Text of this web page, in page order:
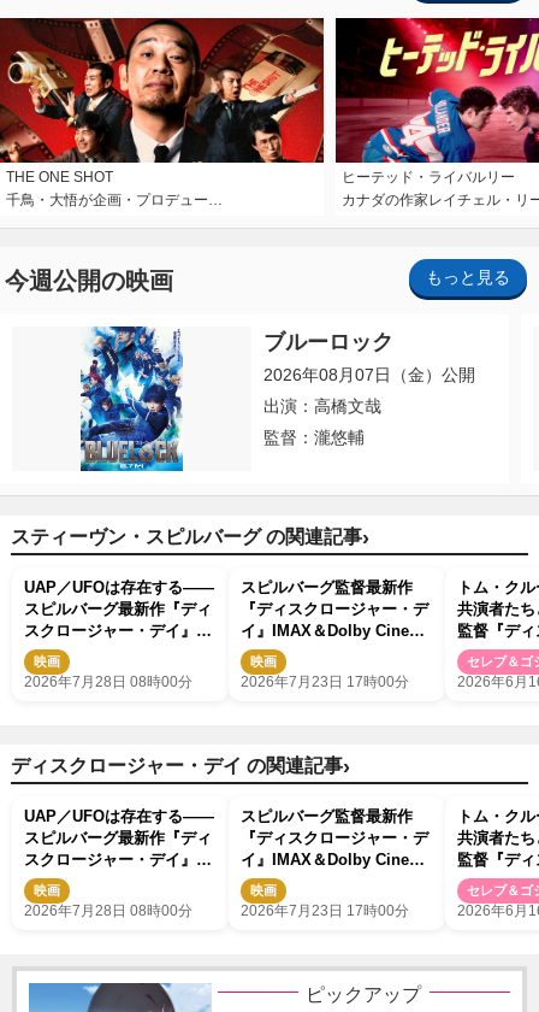
THE ONE SHOT
千鳥・大悟が企画・プロデュー…
ヒーテッド・ライバルリー
カナダの作家レイチェル・リ
今週公開の映画 もっと見る
ブルーロック
2026年08月07日（金）公開
出演：高橋文哉
監督：瀧悠輔
スティーヴン・スピルバーグ の関連記事›
UAP／UFOは存在する――
スピルバーグ最新作『ディ
スクロージャー・デイ』衝
撃の“真実”に迫る本予告解
禁
映画
2026年7月28日 08時00分
スピルバーグ監督最新作
『ディスクロージャー・デ
イ』IMAX＆Dolby Cinema
上映決定！ 特別ビジュア
ル2種も解禁
映画
2026年7月23日 17時00分
トム・ク
共演者た
監督『デ
ー・デイ
コーンバ
セレブ＆ゴ
2026年6月
ディスクロージャー・デイ の関連記事›
UAP／UFOは存在する――
スピルバーグ最新作『ディ
スクロージャー・デイ』衝
撃の“真実”に迫る本予告解
禁
映画
2026年7月28日 08時00分
スピルバーグ監督最新作
『ディスクロージャー・デ
イ』IMAX＆Dolby Cinema
上映決定！ 特別ビジュア
ル2種も解禁
映画
2026年7月23日 17時00分
トム・ク
共演者た
監督『デ
ー・デイ
コーンバ
セレブ＆ゴ
2026年6月
ピックアップ